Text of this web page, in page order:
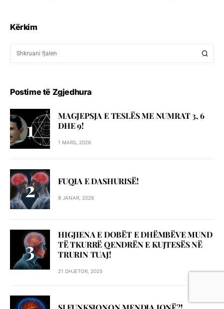
Kërkim
Postime të Zgjedhura
MAGJEPSJA E TESLËS ME NUMRAT 3, 6
DHE 9!
1 MARS, 2026
FUQIA E DASHURISË!
8 JANAR, 2026
HIGJIENA E DOBËT E DHËMBËVE MUND
TË TKURRË QENDRËN E KUJTESËS NË
TRURIN TUAJ!
21 DHJETOR, 2025